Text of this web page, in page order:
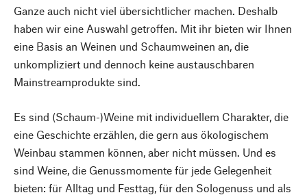
Ganze auch nicht viel übersichtlicher machen. Deshalb
haben wir eine Auswahl getroffen. Mit ihr bieten wir Ihnen
eine Basis an Weinen und Schaumweinen an, die
unkompliziert und dennoch keine austauschbaren
Mainstreamprodukte sind.
Es sind (Schaum-)Weine mit individuellem Charakter, die
eine Geschichte erzählen, die gern aus ökologischem
Weinbau stammen können, aber nicht müssen. Und es
sind Weine, die Genussmomente für jede Gelegenheit
bieten: für Alltag und Festtag, für den Sologenuss und als